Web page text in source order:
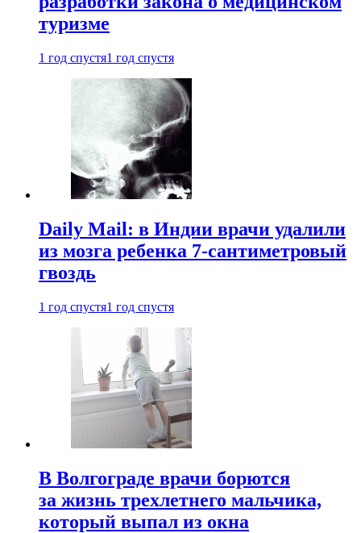
туризме
1 год спустя1 год спустя
Daily Mail: в Индии врачи удалили
из мозга ребенка 7-сантиметровый
гвоздь
1 год спустя1 год спустя
В Волгограде врачи борются
за жизнь трехлетнего мальчика,
который выпал из окна